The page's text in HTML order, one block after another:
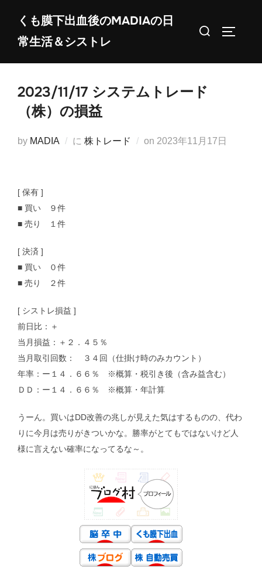
くも膜下出血後のMADIAの日
常生活＆シストレ
検
2023/11/17 システムトレード
（株）の損益
by MADIA に 株トレード on 投
2023年11月17日
[ 保有 ]
■ 買い ９件
■ 売り １件
[ 決済 ]
■ 買い ０件
■ 売り ２件
[ シストレ損益 ]
前日比：＋
当月損益：＋２．４５％
当月取引回数： ３４回（仕掛け時のみカウント）
年率：ー１４．６６％ ※概算・税引き後（含み益含む）
ＤＤ：ー１４．６６％ ※概算・年計算
うーん。買いはDD改善の兆しが見えた気はするものの、代わ
りに今月は売りがきついかな。勝率がとてもではないけど人
様に言えない確率になってるな～。